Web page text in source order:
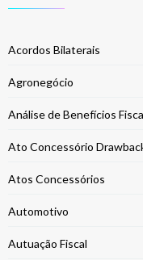
Acordos Bilaterais
Agronegócio
Análise de Benefícios
Ato Concessório
Atos Concessórios
Automotivo
Autuação Fiscal